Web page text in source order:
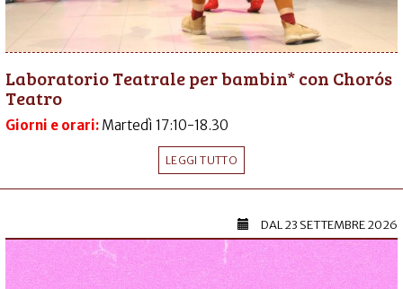
Laboratorio Teatrale per bambin* con Chorós
Teatro
Giorni e orari: Martedì 17:10-18.30
LEGGI TUTTO
DAL23 SETTEMBRE 2026